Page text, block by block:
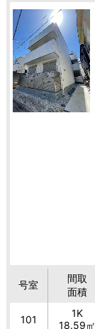
号室
間取
面積
101
1K
18.59㎡